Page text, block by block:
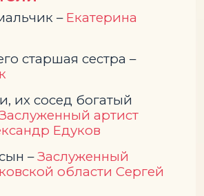
– Екатерина
старшая сестра –
их сосед богатый
артист
Едуков
–Заслуженный
области Сергей